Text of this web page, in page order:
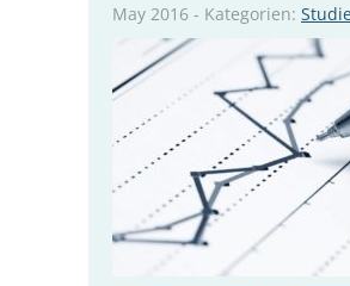
May 2016 - Kategorien: